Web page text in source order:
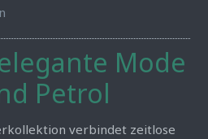
Mode
Petrol
verbindet zeitlose